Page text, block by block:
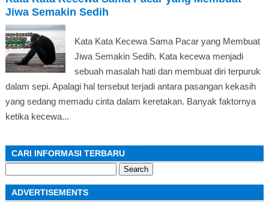
Jiwa Semakin Sedih
Kata Kata Kecewa Sama Pacar yang Membuat
Jiwa Semakin Sedih. Kata kecewa menjadi
sebuah masalah hati dan membuat diri terpuruk
dalam sepi. Apalagi hal tersebut terjadi antara pasangan kekasih
yang sedang memadu cinta dalam keretakan. Banyak faktornya
ketika kecewa...
CARI INFORMASI TERBARU
for:
ADVERTISEMENTS